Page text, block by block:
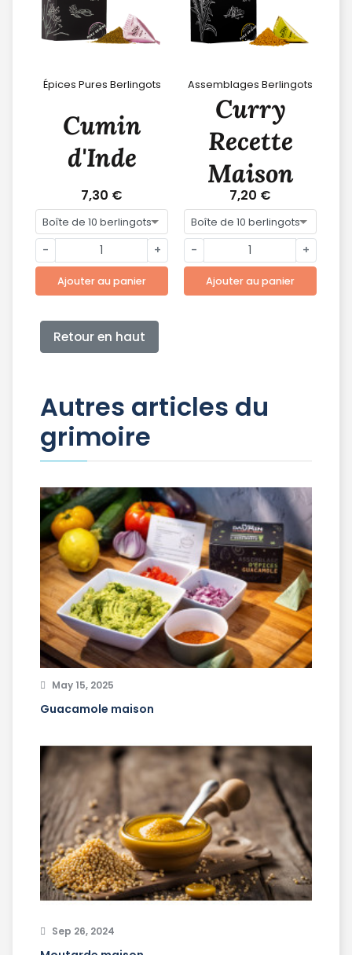
Épices Pures Berlingots
Cumin
d'Inde
7,30 €
- +
Ajouter au panier
Assemblages Berlingots
Curry
Recette
Maison
7,20 €
- +
Ajouter au panier
Retour en haut
Autres articles du
grimoire
May 15, 2025
Guacamole maison
Sep 26, 2024